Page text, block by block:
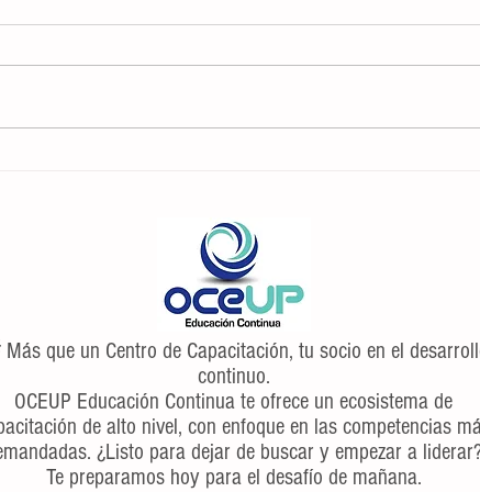
que un Centro de Capacitación, tu socio en el
continuo.
OCEUP Educación Continua te ofrece un ecosistema de
de alto nivel, con enfoque en las competencias
¿Listo para dejar de buscar y empezar a
Te preparamos hoy para el desafío de mañana.